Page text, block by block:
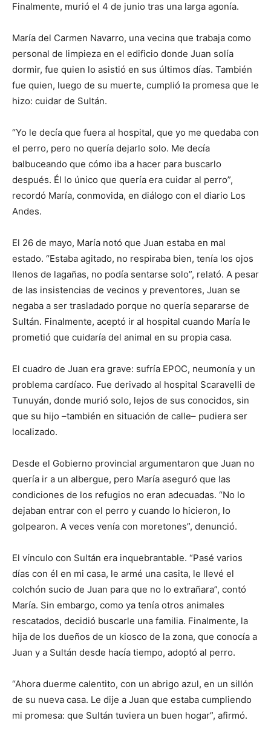
Finalmente, murió el 4 de junio tras una larga agonía.
María del Carmen Navarro, una vecina que trabaja como
personal de limpieza en el edificio donde Juan solía
dormir, fue quien lo asistió en sus últimos días. También
fue quien, luego de su muerte, cumplió la promesa que le
hizo: cuidar de Sultán.
“Yo le decía que fuera al hospital, que yo me quedaba con
el perro, pero no quería dejarlo solo. Me decía
balbuceando que cómo iba a hacer para buscarlo
después. Él lo único que quería era cuidar al perro”,
recordó María, conmovida, en diálogo con el diario Los
Andes.
El 26 de mayo, María notó que Juan estaba en mal
estado. “Estaba agitado, no respiraba bien, tenía los ojos
llenos de lagañas, no podía sentarse solo”, relató. A pesar
de las insistencias de vecinos y preventores, Juan se
negaba a ser trasladado porque no quería separarse de
Sultán. Finalmente, aceptó ir al hospital cuando María le
prometió que cuidaría del animal en su propia casa.
El cuadro de Juan era grave: sufría EPOC, neumonía y un
problema cardíaco. Fue derivado al hospital Scaravelli de
Tunuyán, donde murió solo, lejos de sus conocidos, sin
que su hijo –también en situación de calle– pudiera ser
localizado.
Desde el Gobierno provincial argumentaron que Juan no
quería ir a un albergue, pero María aseguró que las
condiciones de los refugios no eran adecuadas. “No lo
dejaban entrar con el perro y cuando lo hicieron, lo
golpearon. A veces venía con moretones”, denunció.
El vínculo con Sultán era inquebrantable. “Pasé varios
días con él en mi casa, le armé una casita, le llevé el
colchón sucio de Juan para que no lo extrañara”, contó
María. Sin embargo, como ya tenía otros animales
rescatados, decidió buscarle una familia. Finalmente, la
hija de los dueños de un kiosco de la zona, que conocía a
Juan y a Sultán desde hacía tiempo, adoptó al perro.
“Ahora duerme calentito, con un abrigo azul, en un sillón
de su nueva casa. Le dije a Juan que estaba cumpliendo
mi promesa: que Sultán tuviera un buen hogar”, afirmó.